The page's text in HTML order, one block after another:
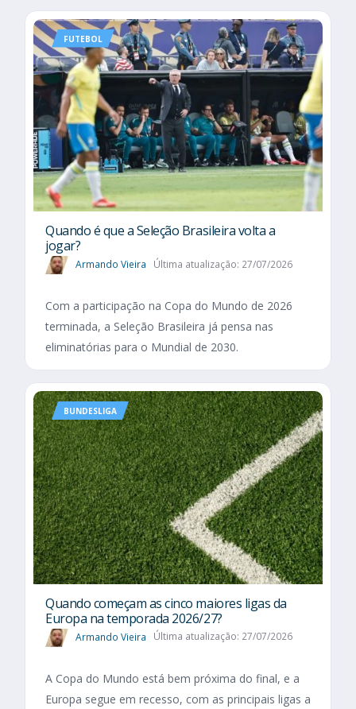
FUTEBOL
Quando é que a Seleção Brasileira volta a
jogar?
Armando Vieira Última atualização: 27/07/2026
Com a participação na Copa do Mundo de 2026
terminada, a Seleção Brasileira já pensa nas
eliminatórias para o Mundial de 2030.
BUNDESLIGA
Quando começam as cinco maiores ligas da
Europa na temporada 2026/27?
Armando Vieira Última atualização: 27/07/2026
A Copa do Mundo está bem próxima do final, e a
Europa segue em recesso, com as principais ligas a